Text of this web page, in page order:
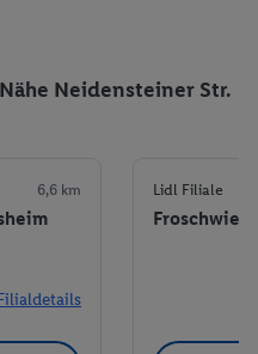
Neidensteiner Str.
6,6 km Lidl Filiale